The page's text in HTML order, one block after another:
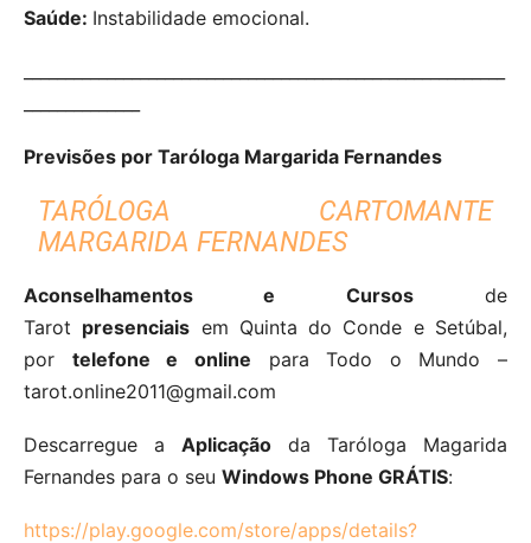
Saúde: Instabilidade emocional.
Previsões por Taróloga Margarida Fernandes
TARÓLOGA CARTOMANTE
MARGARIDA FERNANDES
Aconselhamentos e Cursosde
Tarot presenciais em Quinta do Conde e Setúbal,
por telefone e online para Todo o Mundo –
tarot.online2011@gmail.com
Descarregue a Aplicação da Taróloga Magarida
Fernandes para o seu Windows Phone GRÁTIS:
https://play.google.com/store/apps/details?